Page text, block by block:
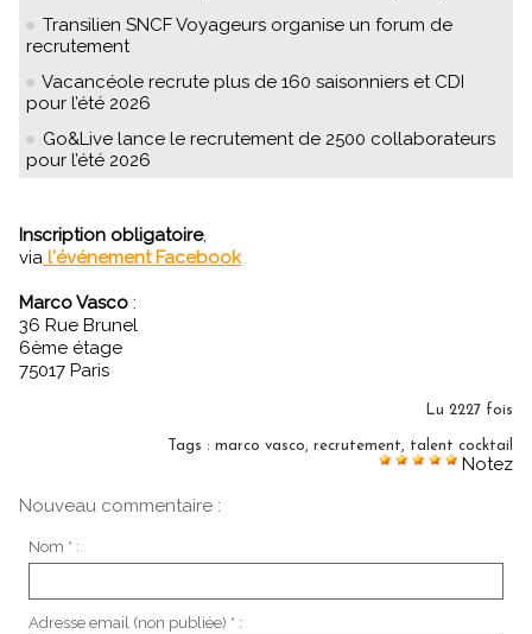
Transilien SNCF Voyageurs organise un forum de
recrutement
Vacancéole recrute plus de 160 saisonniers et CDI
pour l’été 2026
Go&Live lance le recrutement de 2500 collaborateurs
pour l’été 2026
Inscription obligatoire,
via l'événement Facebook
Marco Vasco :
36 Rue Brunel
6ème étage
75017 Paris
Lu 2227 fois
Tags : marco vasco recrutement talent cocktail
Notez
Nouveau commentaire :
Nom * :
Adresse email (non publiée) * :